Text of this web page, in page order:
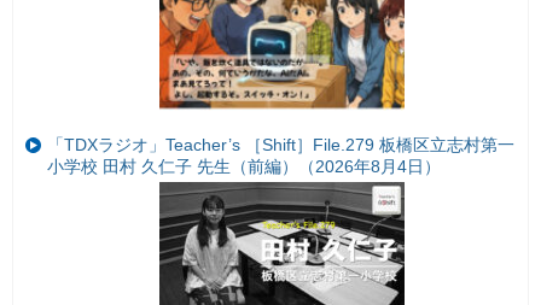
「TDXラジオ」Teacher’s ［Shift］File.279 板橋区立志村第一
小学校 田村 久仁子 先生（前編）（2026年8月4日）